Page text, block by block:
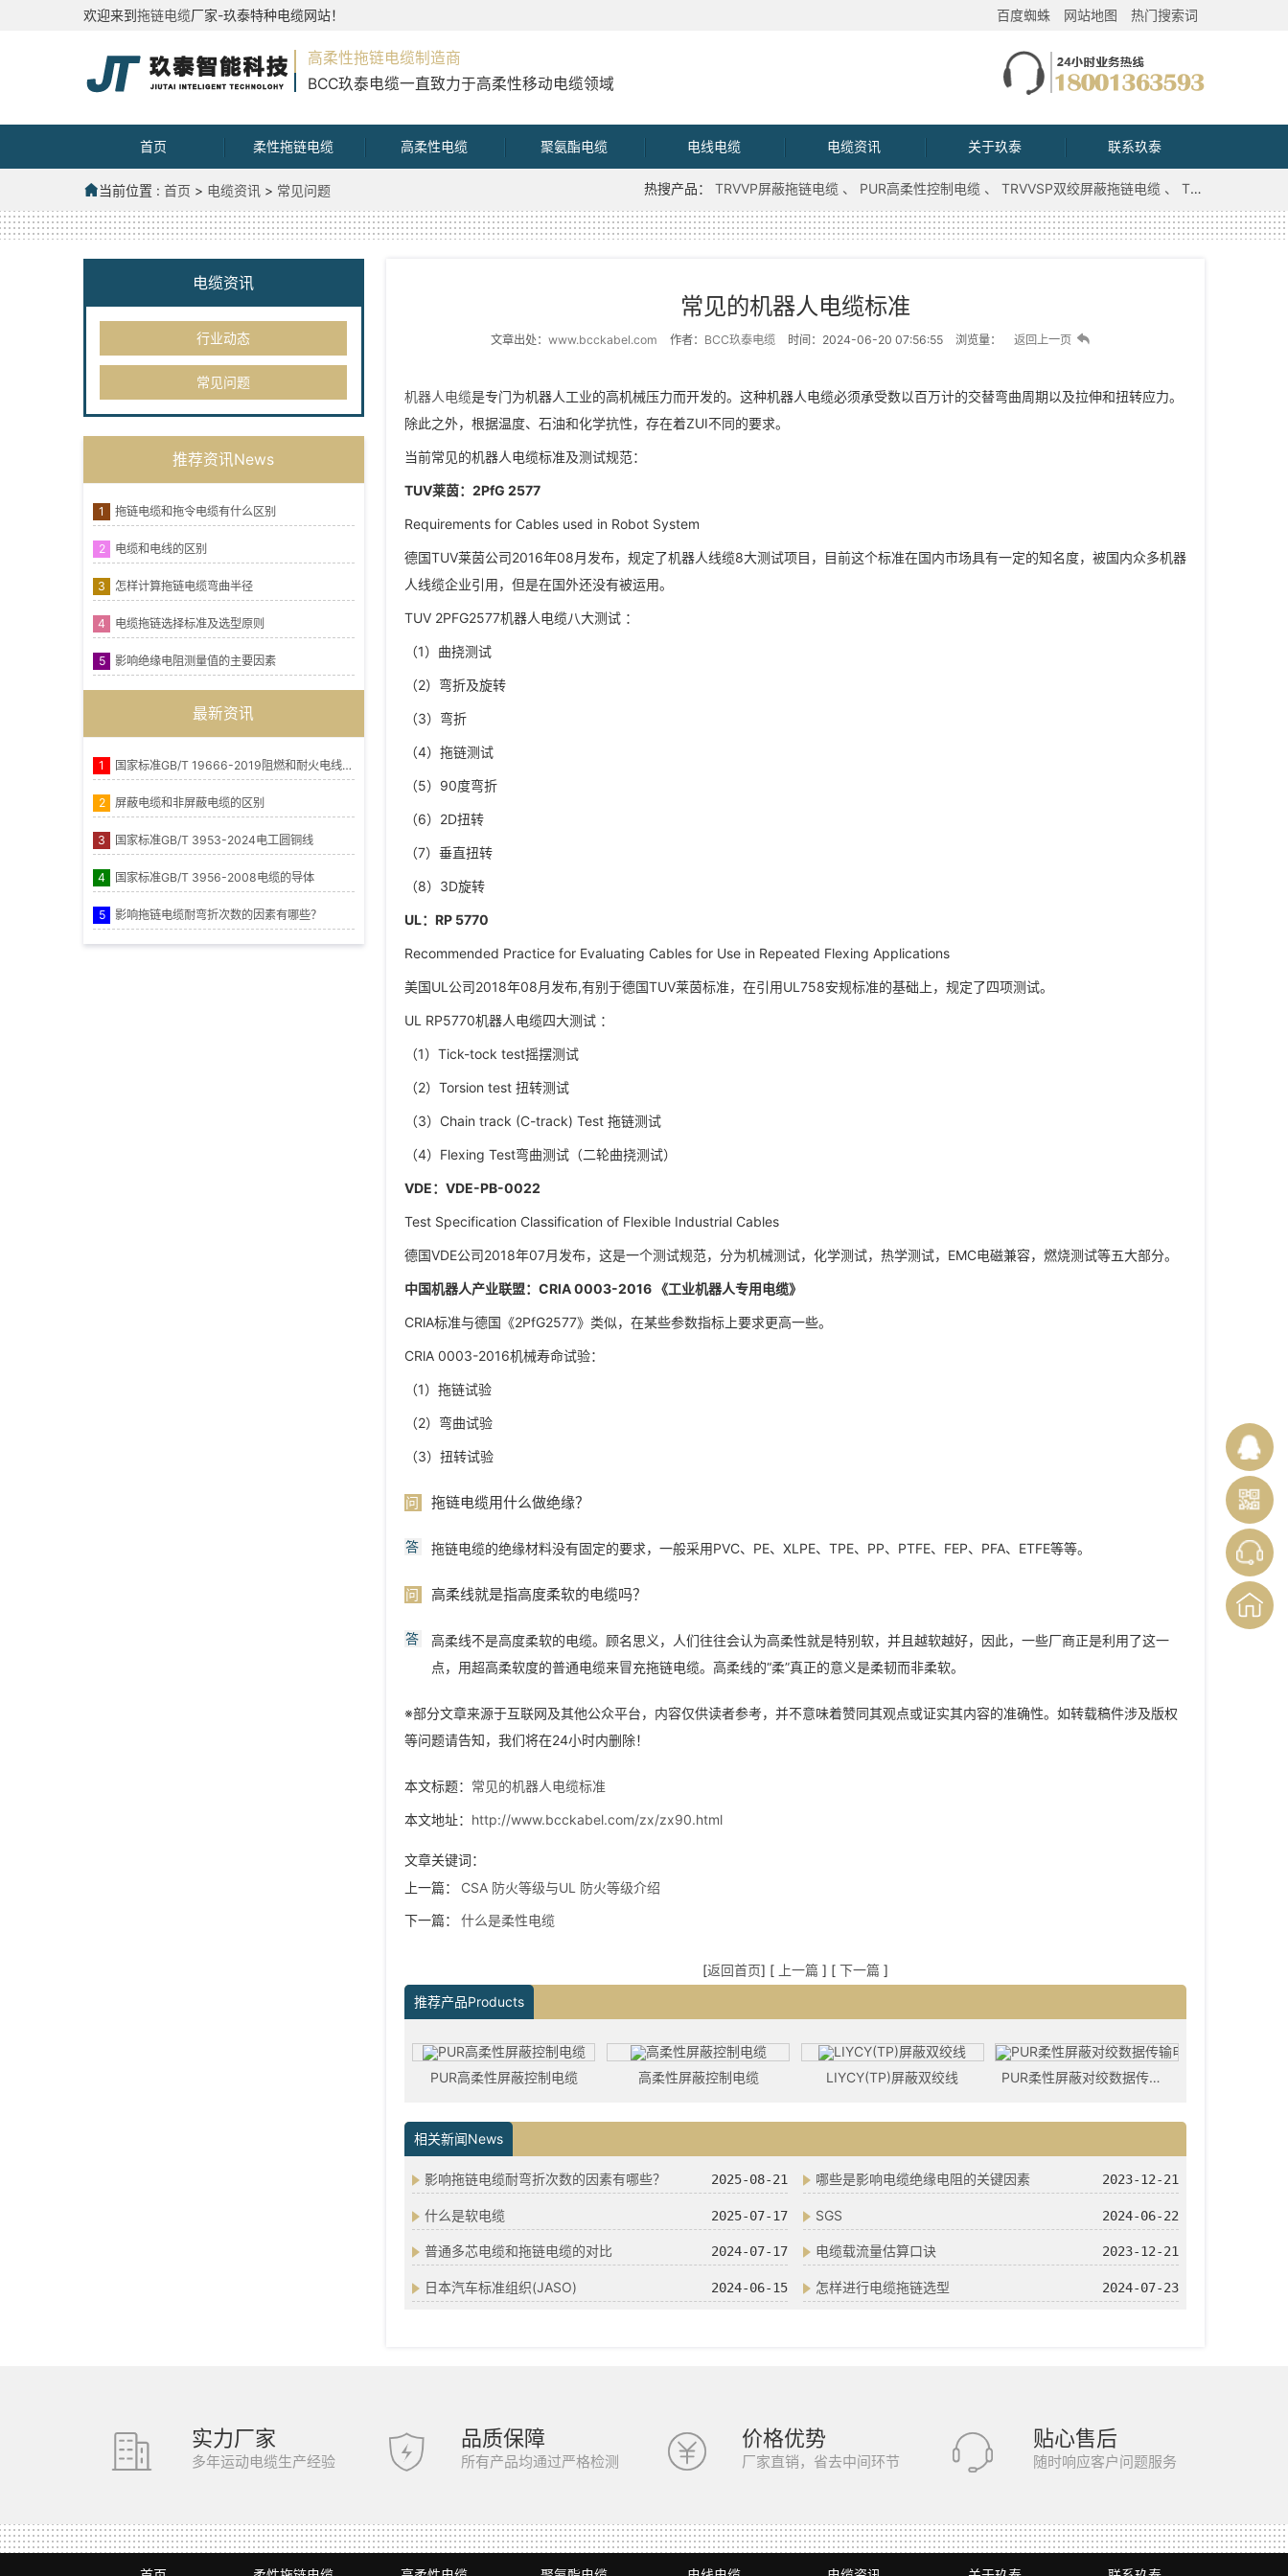
欢迎来到拖链电缆厂家-玖泰特种电缆网站！ 热门搜索词
网站地图
百度蜘蛛
高柔性拖链电缆制造商
BCC玖泰电缆一直致力于高柔性移动电缆领域
首页 柔性拖链电缆 高柔性电缆 聚氨酯电缆 电线电缆 电缆资讯 关于玖泰 联系玖泰
当前位置 : 首页 > 电缆资讯 > 常见问题 热搜产品： TRVVP屏蔽拖链电缆 PUR高柔性控制电缆 TRVVSP双绞屏蔽拖链电缆 TRVV拖链电缆
电缆资讯
行业动态
常见问题
推荐资讯News
1 拖链电缆和拖令电缆有什么区别
2 电缆和电线的区别
3 怎样计算拖链电缆弯曲半径
4 电缆拖链选择标准及选型原则
5 影响绝缘电阻测量值的主要因素
最新资讯
1 国家标准GB/T 19666-2019阻燃和耐火电线电缆或光缆通则
2 屏蔽电缆和非屏蔽电缆的区别
3 国家标准GB/T 3953-2024电工圆铜线
4 国家标准GB/T 3956-2008电缆的导体
5 影响拖链电缆耐弯折次数的因素有哪些？
常见的机器人电缆标准
文章出处：www.bcckabel.com 作者： BCC玖泰电缆 时间：2024-06-20 07:56:55 浏览量： 返回上一页
机器人电缆是专门为机器人工业的高机械压力而开发的。这种机器人电缆必须承受数以百万计的交替弯曲周期以及拉伸和扭转应力。
除此之外，根据温度、石油和化学抗性，存在着ZUI不同的要求。
当前常见的机器人电缆标准及测试规范：
TUV莱茵：2PfG 2577
Requirements for Cables used in Robot System
德国TUV莱茵公司2016年08月发布，规定了机器人线缆8大测试项目，目前这个标准在国内市场具有一定的知名度，被国内众多机器
人线缆企业引用，但是在国外还没有被运用。
TUV 2PFG2577机器人电缆八大测试 ：
（1）曲挠测试
（2）弯折及旋转
（3）弯折
（4）拖链测试
（5）90度弯折
（6）2D扭转
（7）垂直扭转
（8）3D旋转
UL：RP 5770
Recommended Practice for Evaluating Cables for Use in Repeated Flexing Applications
美国UL公司2018年08月发布,有别于德国TUV莱茵标准，在引用UL758安规标准的基础上，规定了四项测试。
UL RP5770机器人电缆四大测试 ：
（1）Tick-tock test摇摆测试
（2）Torsion test 扭转测试
（3）Chain track (C-track) Test 拖链测试
（4）Flexing Test弯曲测试（二轮曲挠测试）
VDE：VDE-PB-0022
Test Specification Classification of Flexible Industrial Cables
德国VDE公司2018年07月发布，这是一个测试规范，分为机械测试，化学测试，热学测试，EMC电磁兼容，燃烧测试等五大部分。
中国机器人产业联盟：CRlA 0003-2016 《工业机器人专用电缆》
CRlA标准与德国《2PfG2577》类似，在某些参数指标上要求更高一些。
CRlA 0003-2016机械寿命试验：
（1）拖链试验
（2）弯曲试验
（3）扭转试验
问 拖链电缆用什么做绝缘？
答 拖链电缆的绝缘材料没有固定的要求，一般采用PVC、PE、XLPE、TPE、PP、PTFE、FEP、PFA、ETFE等等。
问 高柔线就是指高度柔软的电缆吗？
答
高柔线不是高度柔软的电缆。顾名思义，人们往往会认为高柔性就是特别软，并且越软越好，因此，一些厂商正是利用了这一
点，用超高柔软度的普通电缆来冒充拖链电缆。高柔线的“柔”真正的意义是柔韧而非柔软。
※部分文章来源于互联网及其他公众平台，内容仅供读者参考，并不意味着赞同其观点或证实其内容的准确性。如转载稿件涉及版权
等问题请告知，我们将在24小时内删除！
本文标题： 常见的机器人电缆标准
本文地址： http://www.bcckabel.com/zx/zx90.html
文章关键词：
上一篇：
CSA 防火等级与UL 防火等级介绍
下一篇：
什么是柔性电缆
[返回首页] [ 上一篇 ] [ 下一篇 ]
推荐产品Products
PUR高柔性屏蔽控制电缆 高柔性屏蔽控制电缆 LIYCY(TP)屏蔽双绞线 PUR柔性屏蔽对绞数据传输电缆
相关新闻News
影响拖链电缆耐弯折次数的因素有哪些？ 2025-08-21 哪些是影响电缆绝缘电阻的关键因素 2023-12-21
什么是软电缆 2025-07-17 SGS 2024-06-22
普通多芯电缆和拖链电缆的对比 2024-07-17 电缆载流量估算口诀 2023-12-21
日本汽车标准组织(JASO) 2024-06-15 怎样进行电缆拖链选型 2024-07-23
实力厂家
多年运动电缆生产经验
品质保障
所有产品均通过严格检测
价格优势
厂家直销，省去中间环节
贴心售后
随时响应客户问题服务